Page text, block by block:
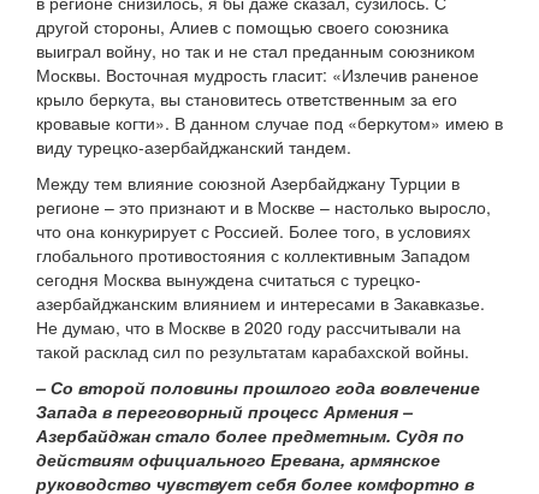
другой стороны, Алиев с помощью своего союзника
выиграл войну, но так и не стал преданным союзником
Москвы. Восточная мудрость гласит: «Излечив раненое
крыло беркута, вы становитесь ответственным за его
кровавые когти». В данном случае под «беркутом» имею в
виду турецко-азербайджанский тандем.
Между тем влияние союзной Азербайджану Турции в
регионе – это признают и в Москве – настолько выросло,
что она конкурирует с Россией. Более того, в условиях
глобального противостояния с коллективным Западом
сегодня Москва вынуждена считаться с турецко-
азербайджанским влиянием и интересами в Закавказье.
Не думаю, что в Москве в 2020 году рассчитывали на
такой расклад сил по результатам карабахской войны.
– Со второй половины прошлого года вовлечение
Запада в переговорный процесс Армения –
Азербайджан стало более предметным. Судя по
действиям официального Еревана, армянское
руководство чувствует себя более комфортно в